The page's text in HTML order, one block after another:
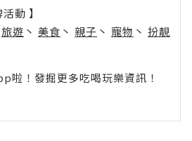
動 】
旅遊 丶 美食 丶 親子 丶 寵物 丶 扮靚
！發掘更多吃喝玩樂資訊！